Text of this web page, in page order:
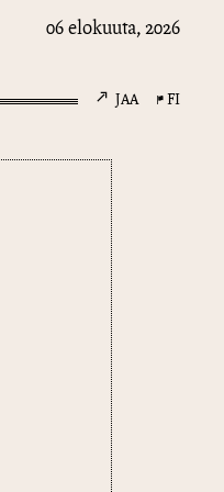
JAA FI
06 elokuuta, 2026